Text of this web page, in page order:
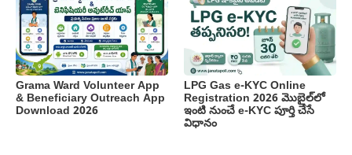
Grama Ward Volunteer App
& Beneficiary Outreach App
Download 2026
LPG Gas e-KYC Online
Registration 2026 మొబైల్‌లో
ఇంటి నుంచే e-KYC పూర్తి చేసే
విధానం